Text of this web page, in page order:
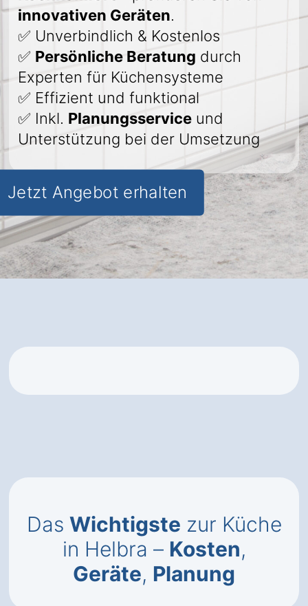
innovativen Geräten.
✅ Unverbindlich & Kostenlos
✅ Persönliche Beratung durch
Experten für Küchensysteme
✅ Effizient und funktional
✅ Inkl. Planungsservice und
Unterstützung bei der Umsetzung
Jetzt Angebot erhalten
Das Wichtigste zur Küche
in Helbra – Kosten,
Geräte, Planung